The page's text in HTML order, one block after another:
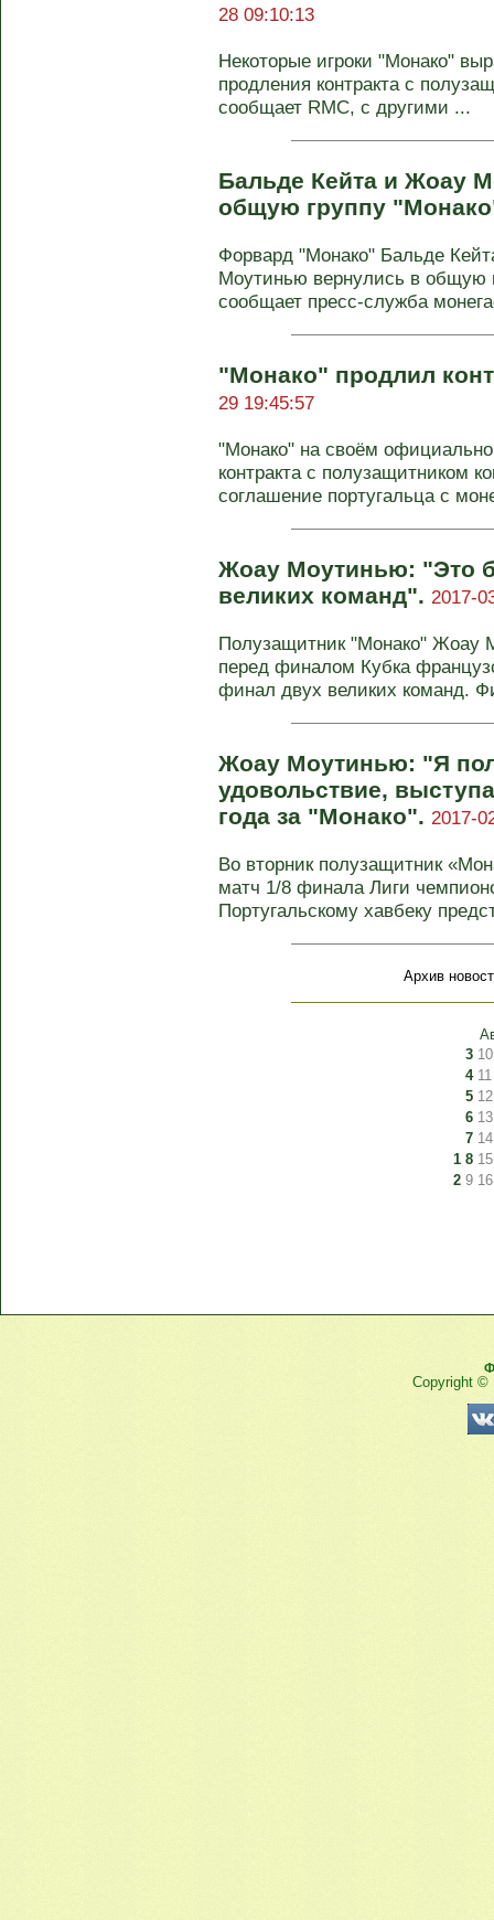
28 09:10:13
Некоторые игроки "Монако"
продления контракта с
сообщает RMC, с другими ...
Бальде Кейта и Жоау
общую группу
Форвард "Монако" Бальде
Моутинью вернулись в общую
сообщает пресс-служба
"Монако" продлил
29 19:45:57
"Монако" на своём
контракта с полузащитником
соглашение португальца с
Жоау Моутинью: "Это
великих команд". 2017-
Полузащитник "Монако" Жоау
перед финалом Кубка
финал двух великих команд.
Жоау Моутинью: "Я
удовольствие,
года за "Монако". 2017-
Во вторник полузащитник
матч 1/8 финала Лиги
Португальскому хавбеку
Архив
3 10
4 11
5 12
6 13
7 14
1 8 15
2 9 16
Copyright ©